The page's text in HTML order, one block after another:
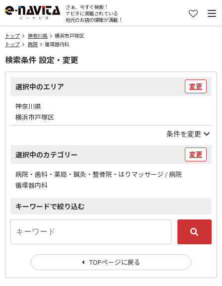
さぁ、今すぐ検索！
ナビタに掲載されている
地元のお店の情報が満載！
トップ 神奈川県
横浜市戸塚区
トップ
病院 循環器内科
検索条件 設定・変更
選択中のエリア 変更
神奈川県
横浜市戸塚区
条件を変更
選択中のカテゴリー 変更
病院・歯科・薬局・鍼灸・整骨院・はりマッサージ / 病院
循環器内科
キーワードで絞り込む
TOPページに戻る